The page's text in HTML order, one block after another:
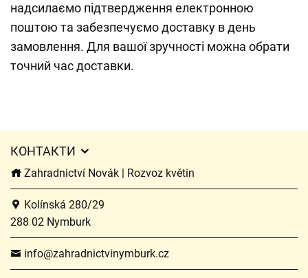
надсилаємо підтвердження електронною
поштою та забезпечуємо доставку в день
замовлення. Для вашої зручності можна обрати
точний час доставки.
КОНТАКТИ
Zahradnictví Novák | Rozvoz květin
Kolínská 280/29
288 02 Nymburk
info@zahradnictvinymburk.cz